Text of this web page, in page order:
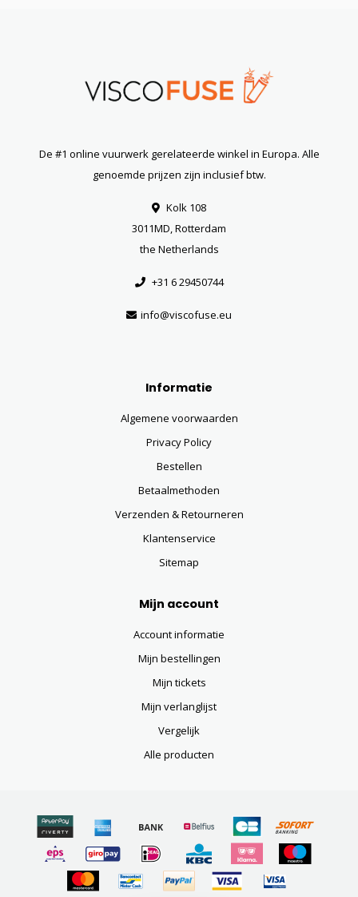
De #1 online vuurwerk gerelateerde winkel in Europa. Alle
genoemde prijzen zijn inclusief btw.
Kolk 108
3011MD, Rotterdam
the Netherlands
+31 6 29450744
info@viscofuse.eu
Informatie
Algemene voorwaarden
Privacy Policy
Bestellen
Betaalmethoden
Verzenden & Retourneren
Klantenservice
Sitemap
Mijn account
Account informatie
Mijn bestellingen
Mijn tickets
Mijn verlanglijst
Vergelijk
Alle producten